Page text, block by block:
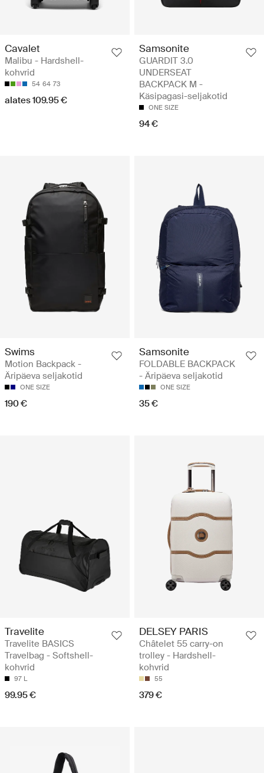
Cavalet
Malibu - Hardshell-
kohvrid
54 64 73
alates 109.95 €
Samsonite
GUARDIT 3.0
UNDERSEAT
BACKPACK M -
Käsipagasi-seljakotid
ONE SIZE
94 €
Swims
Motion Backpack -
Äripäeva seljakotid
ONE SIZE
190 €
Samsonite
FOLDABLE BACKPACK
- Äripäeva seljakotid
ONE SIZE
35 €
Travelite
Travelite BASICS
Travelbag - Softshell-
kohvrid
97 L
99.95 €
DELSEY PARIS
Châtelet 55 carry-on
trolley - Hardshell-
kohvrid
55
379 €